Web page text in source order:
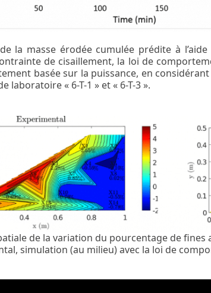
la masse érodée cumulée prédite à
de cisaillement, la loi de
basée sur la puissance, en
laboratoire « 6-T-1 » et « 6-T-3 ».
de la variation du pourcentage de fines
simulation (au milieu) avec la loi de